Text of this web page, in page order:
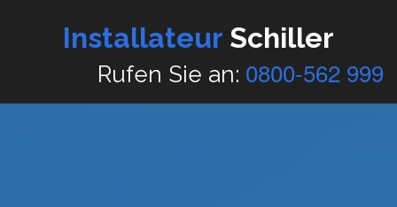
Installateur Schiller
Rufen Sie an: 0800-562 999